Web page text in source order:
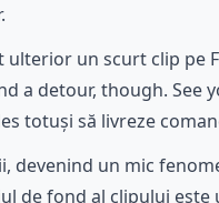
un scurt clip pe
a detour, though. See
totuși să livreze
devenind un mic
de fond al clipului este